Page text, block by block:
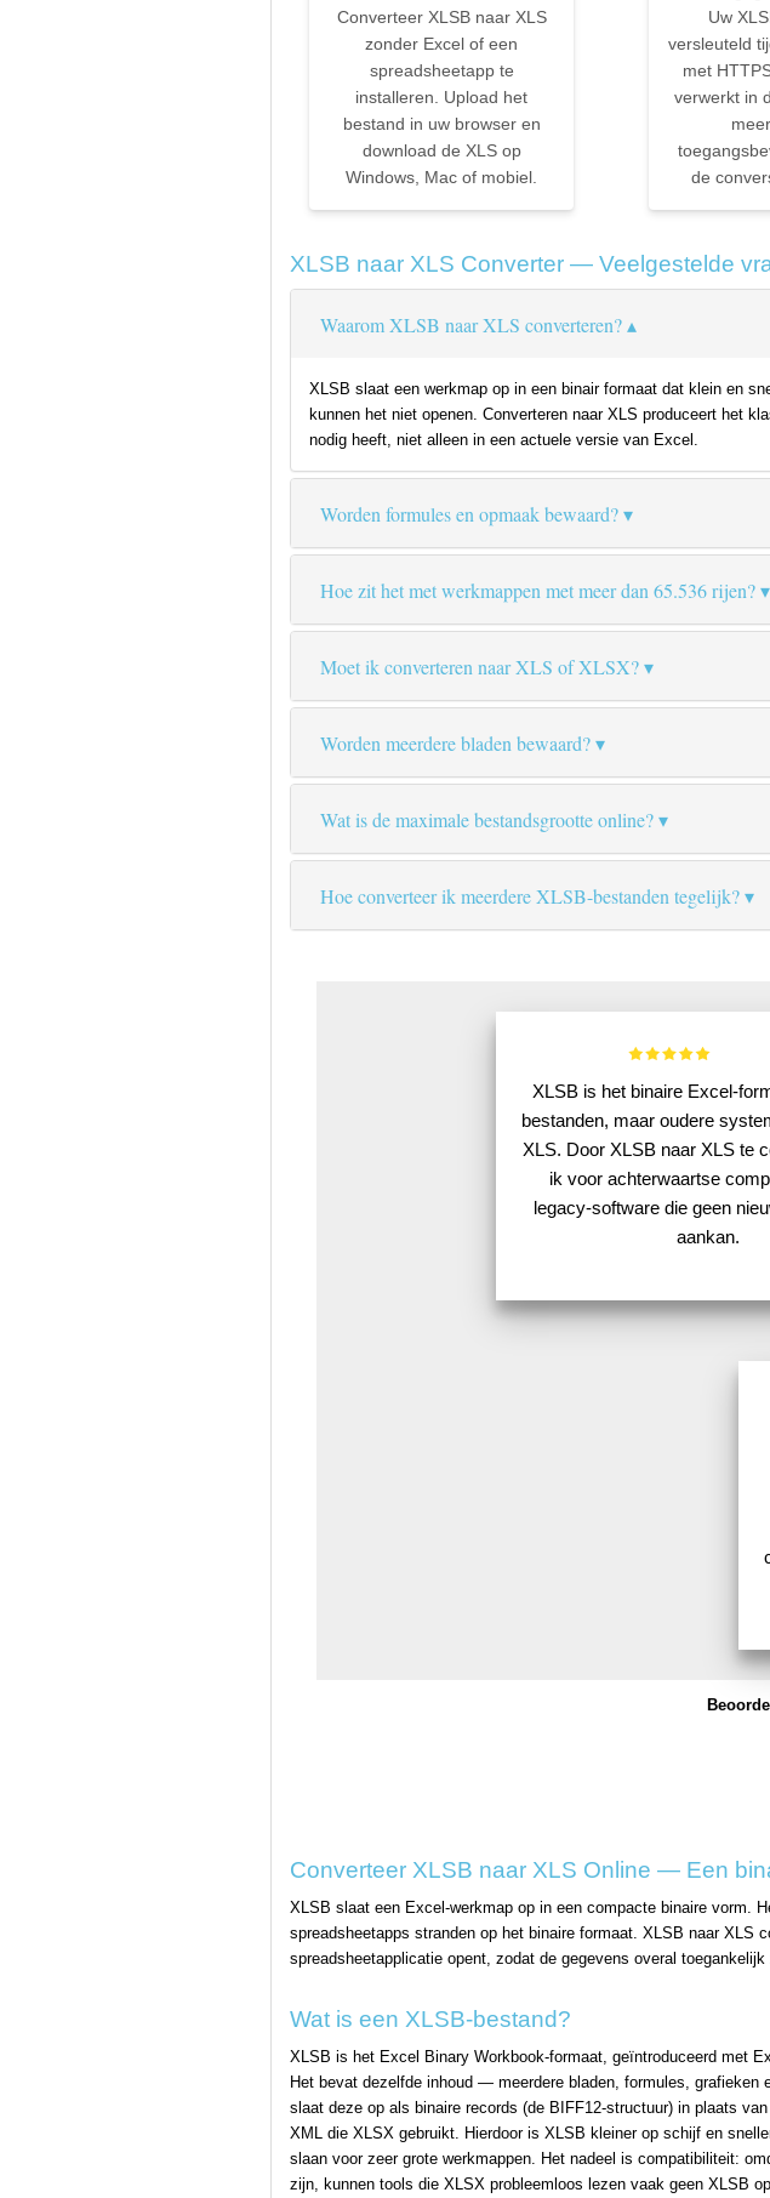
Converteer XLSB naar XLS
zonder Excel of een
spreadsheetapp te
installeren. Upload het
bestand in uw browser en
download de XLS op
Windows, Mac of mobiel.
Uw
versleuteld
met
verwerkt in
de
XLSB naar XLS Converter — Veelgestelde
Waarom XLSB naar XLS converteren?
XLSB slaat een werkmap op in een binair formaat dat klein en
kunnen het niet openen. Converteren naar XLS produceert het
nodig heeft, niet alleen in een actuele versie van Excel.
Worden formules en opmaak bewaard?
Hoe zit het met werkmappen met meer dan 65.536 rijen?
Moet ik converteren naar XLS of XLSX?
Worden meerdere bladen bewaard?
Wat is de maximale bestandsgrootte online?
Hoe converteer ik meerdere XLSB-bestanden tegelijk?
XLSB is het binaire Excel-
bestanden, maar oudere
XLS. Door XLSB naar XLS te
ik voor achterwaartse
legacy-software die geen
aankan.
Converteer XLSB naar XLS Online — Een
XLSB slaat een Excel-werkmap op in een compacte binaire vorm.
spreadsheetapps stranden op het binaire formaat. XLSB naar XLS
spreadsheetapplicatie opent, zodat de gegevens overal
Wat is een XLSB-bestand?
XLSB is het Excel Binary Workbook-formaat, geïntroduceerd met
Het bevat dezelfde inhoud — meerdere bladen, formules, grafieken
slaat deze op als binaire records (de BIFF12-structuur) in plaats
XML die XLSX gebruikt. Hierdoor is XLSB kleiner op schijf en
slaan voor zeer grote werkmappen. Het nadeel is compatibiliteit:
zijn, kunnen tools die XLSX probleemloos lezen vaak geen XLSB